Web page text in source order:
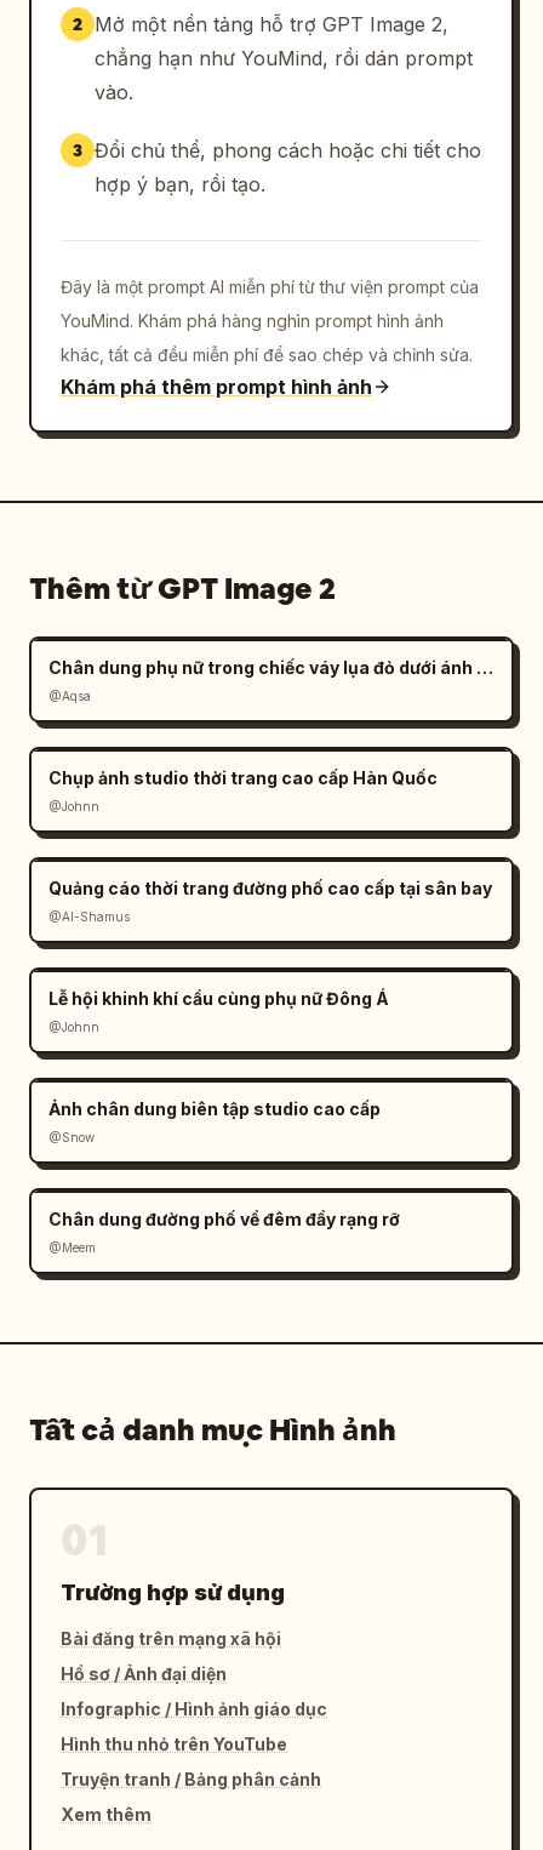
2
Mở một nền tảng hỗ trợ GPT Image 2,
chẳng hạn như YouMind, rồi dán prompt
vào.
3 Đổi chủ thể, phong cách hoặc chi tiết cho
hợp ý bạn, rồi tạo.
Đây là một prompt AI miễn phí từ thư viện prompt của
YouMind. Khám phá hàng nghìn prompt hình ảnh
khác, tất cả đều miễn phí để sao chép và chỉnh sửa.
Khám phá thêm prompt hình ảnh
Thêm từ GPT Image 2
Chân dung phụ nữ trong chiếc váy lụa đỏ dưới ánh nắng
@Aqsa
Chụp ảnh studio thời trang cao cấp Hàn Quốc
@Johnn
Quảng cáo thời trang đường phố cao cấp tại sân bay
@Al-Shamus
Lễ hội khinh khí cầu cùng phụ nữ Đông Á
@Johnn
Ảnh chân dung biên tập studio cao cấp
@Snow
Chân dung đường phố về đêm đầy rạng rỡ
@Meem
Tất cả danh mục Hình ảnh
Trường hợp sử dụng
Bài đăng trên mạng xã hội
Hồ sơ / Ảnh đại diện
Infographic / Hình ảnh giáo dục
Hình thu nhỏ trên YouTube
Truyện tranh / Bảng phân cảnh
Xem thêm